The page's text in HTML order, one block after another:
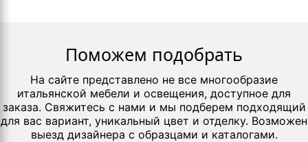
Поможем подобрать
На сайте представлено не все многообразие
итальянской мебели и освещения, доступное для
заказа. Свяжитесь с нами и мы подберем подходящий
для вас вариант, уникальный цвет и отделку. Возможен
выезд дизайнера с образцами и каталогами.